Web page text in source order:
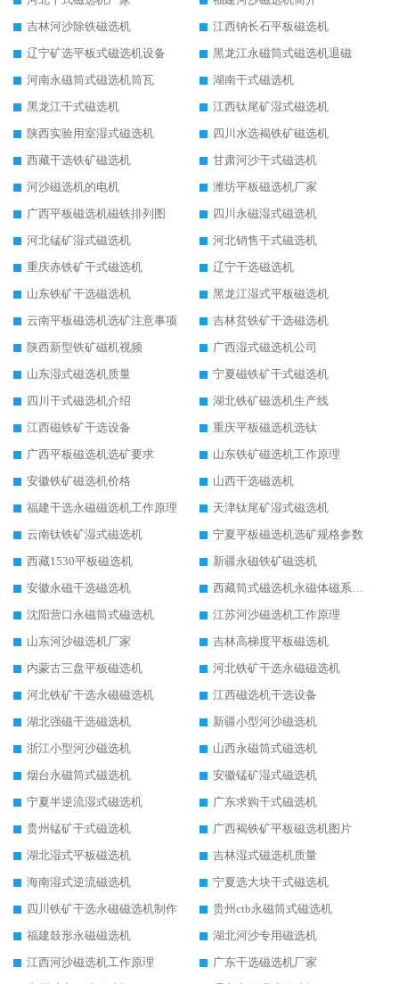
吉林河沙除铁磁选机
江西钠长石平板磁选机
辽宁矿选平板式磁选机设备
黑龙江永磁筒式磁选机退磁
河南永磁筒式磁选机筒瓦
湖南干式磁选机
黑龙江干式磁选机
江西钛尾矿湿式磁选机
陕西实验用室湿式磁选机
四川水选褐铁矿磁选机
西藏干选铁矿磁选机
甘肃河沙干式磁选机
河沙磁选机的电机
潍坊平板磁选机厂家
广西平板磁选机磁铁排列图
四川永磁湿式磁选机
河北锰矿湿式磁选机
河北销售干式磁选机
重庆赤铁矿干式磁选机
辽宁干选磁选机
山东铁矿干选磁选机
黑龙江湿式平板磁选机
云南平板磁选机选矿注意事项
吉林贫铁矿干选磁选机
陕西新型铁矿磁机视频
广西湿式磁选机公司
山东湿式磁选机质量
宁夏磁铁矿干式磁选机
四川干式磁选机介绍
湖北铁矿磁选机生产线
江西磁铁矿干选设备
重庆平板磁选机选钛
广西平板磁选机选矿要求
山东铁矿磁选机工作原理
安徽铁矿磁选机价格
山西干选磁选机
福建干选永磁磁选机工作原理
天津钛尾矿湿式磁选机
云南钛铁矿湿式磁选机
宁夏平板磁选机选矿规格参数
西藏1530平板磁选机
新疆永磁铁矿磁选机
安徽永磁干选磁选机
西藏筒式磁选机永磁体磁系设计
沈阳营口永磁筒式磁选机
江苏河沙磁选机工作原理
山东河沙磁选机厂家
吉林高梯度平板磁选机
内蒙古三盘平板磁选机
河北铁矿干选永磁磁选机
河北铁矿干选永磁磁选机
江西磁选机干选设备
湖北强磁干选磁选机
新疆小型河沙磁选机
浙江小型河沙磁选机
山西永磁筒式磁选机
烟台永磁筒式磁选机
安徽锰矿湿式磁选机
宁夏半逆流湿式磁选机
广东求购干式磁选机
贵州锰矿干式磁选机
广西褐铁矿平板磁选机图片
湖北湿式平板磁选机
吉林湿式磁选机质量
海南湿式逆流磁选机
宁夏选大块干式磁选机
四川铁矿干选永磁磁选机制作
贵州ctb永磁筒式磁选机
福建鼓形永磁磁选机
湖北河沙专用磁选机
江西河沙磁选机工作原理
广东干选磁选机厂家